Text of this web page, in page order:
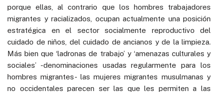
porque ellas, al contrario que los hombres trabajadores
migrantes y racializados, ocupan actualmente una posición
estratégica en el sector socialmente reproductivo del
cuidado de niños, del cuidado de ancianos y de la limpieza.
Más bien que ‘ladronas de trabajo’ y ‘amenazas culturales y
sociales’ -denominaciones usadas regularmente para los
hombres migrantes- las mujeres migrantes musulmanas y
no occidentales parecen ser las que les permiten a las